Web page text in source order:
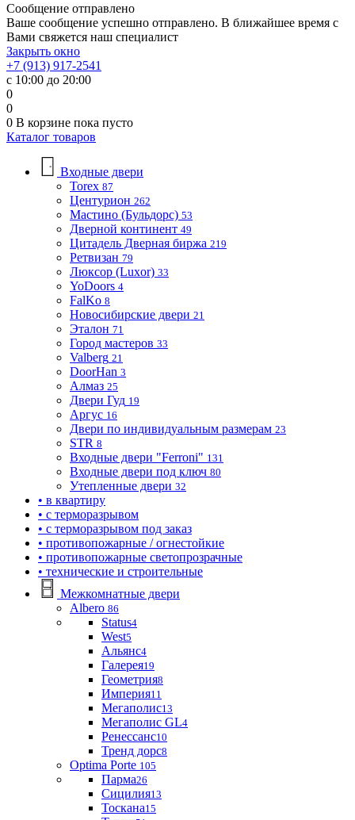
Сообщение отправлено
Ваше сообщение успешно отправлено. В ближайшее время с
Вами свяжется наш специалист
Закрыть окно
+7 (913) 917-2541
с 10:00 до 20:00
0
0
0 В корзине пока пусто
Каталог товаров
Входные двери
Torex 87
Центурион 262
Мастино (Бульдорс) 53
Дверной континент 49
Цитадель Дверная биржа 219
Ретвизан 79
Люксор (Luxor) 33
YoDoors 4
FalKo 8
Новосибирские двери 21
Эталон 71
Город мастеров 33
Valberg 21
DoorHan 3
Алмаз 25
Двери Гуд 19
Аргус 16
Двери по индивидуальным размерам 23
STR 8
Входные двери "Ferroni" 131
Входные двери под ключ 80
Утепленные двери 32
• в квартиру
• с терморазрывом
• с терморазрывом под заказ
• противопожарные / огнестойкие
• противопожарные светопрозрачные
• технические и строительные
Межкомнатные двери
Albero 86
Status4
West5
Альянс4
Галерея19
Геометрия8
Империя11
Мегаполис13
Мегаполис GL4
Ренессанс10
Тренд дорс8
Optima Porte 105
Парма26
Сицилия13
Тоскана15